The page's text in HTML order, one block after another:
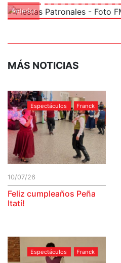
Anterior
MÁS NOTICIAS
Espectáculos Franck
10/07/26
Feliz cumpleaños Peña
Itatí!
Espectáculos Franck